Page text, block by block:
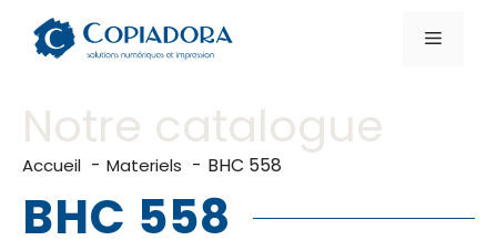
contenu
Menu
Accueil Materiels BHC 558
Notre catalogue
BHC 558